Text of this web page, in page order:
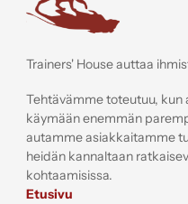
Trainers' House auttaa
Tehtävämme toteutuu,
käymään enemmän
autamme asiakkaitamme
heidän kannaltaan
kohtaamisissa.
Etusivu